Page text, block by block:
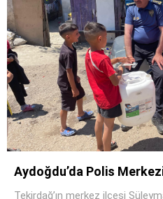
Aydoğdu’da Polis
Tekirdağ’ın merkez ilçesi